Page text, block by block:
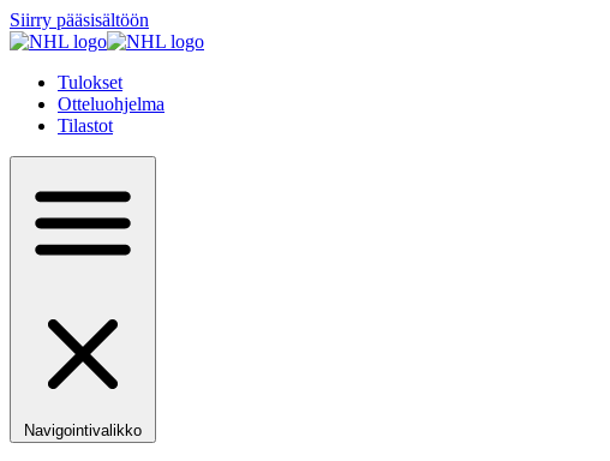
Siirry pääsisältöön
Tulokset
Otteluohjelma
Tilastot
Navigointivalikko